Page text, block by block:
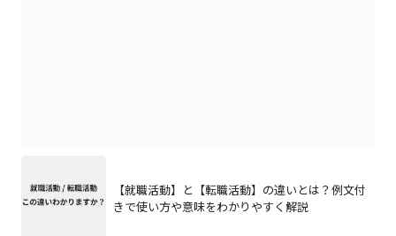
【就職活動】と【転職活動】の違いとは？例文付
きで使い方や意味をわかりやすく解説